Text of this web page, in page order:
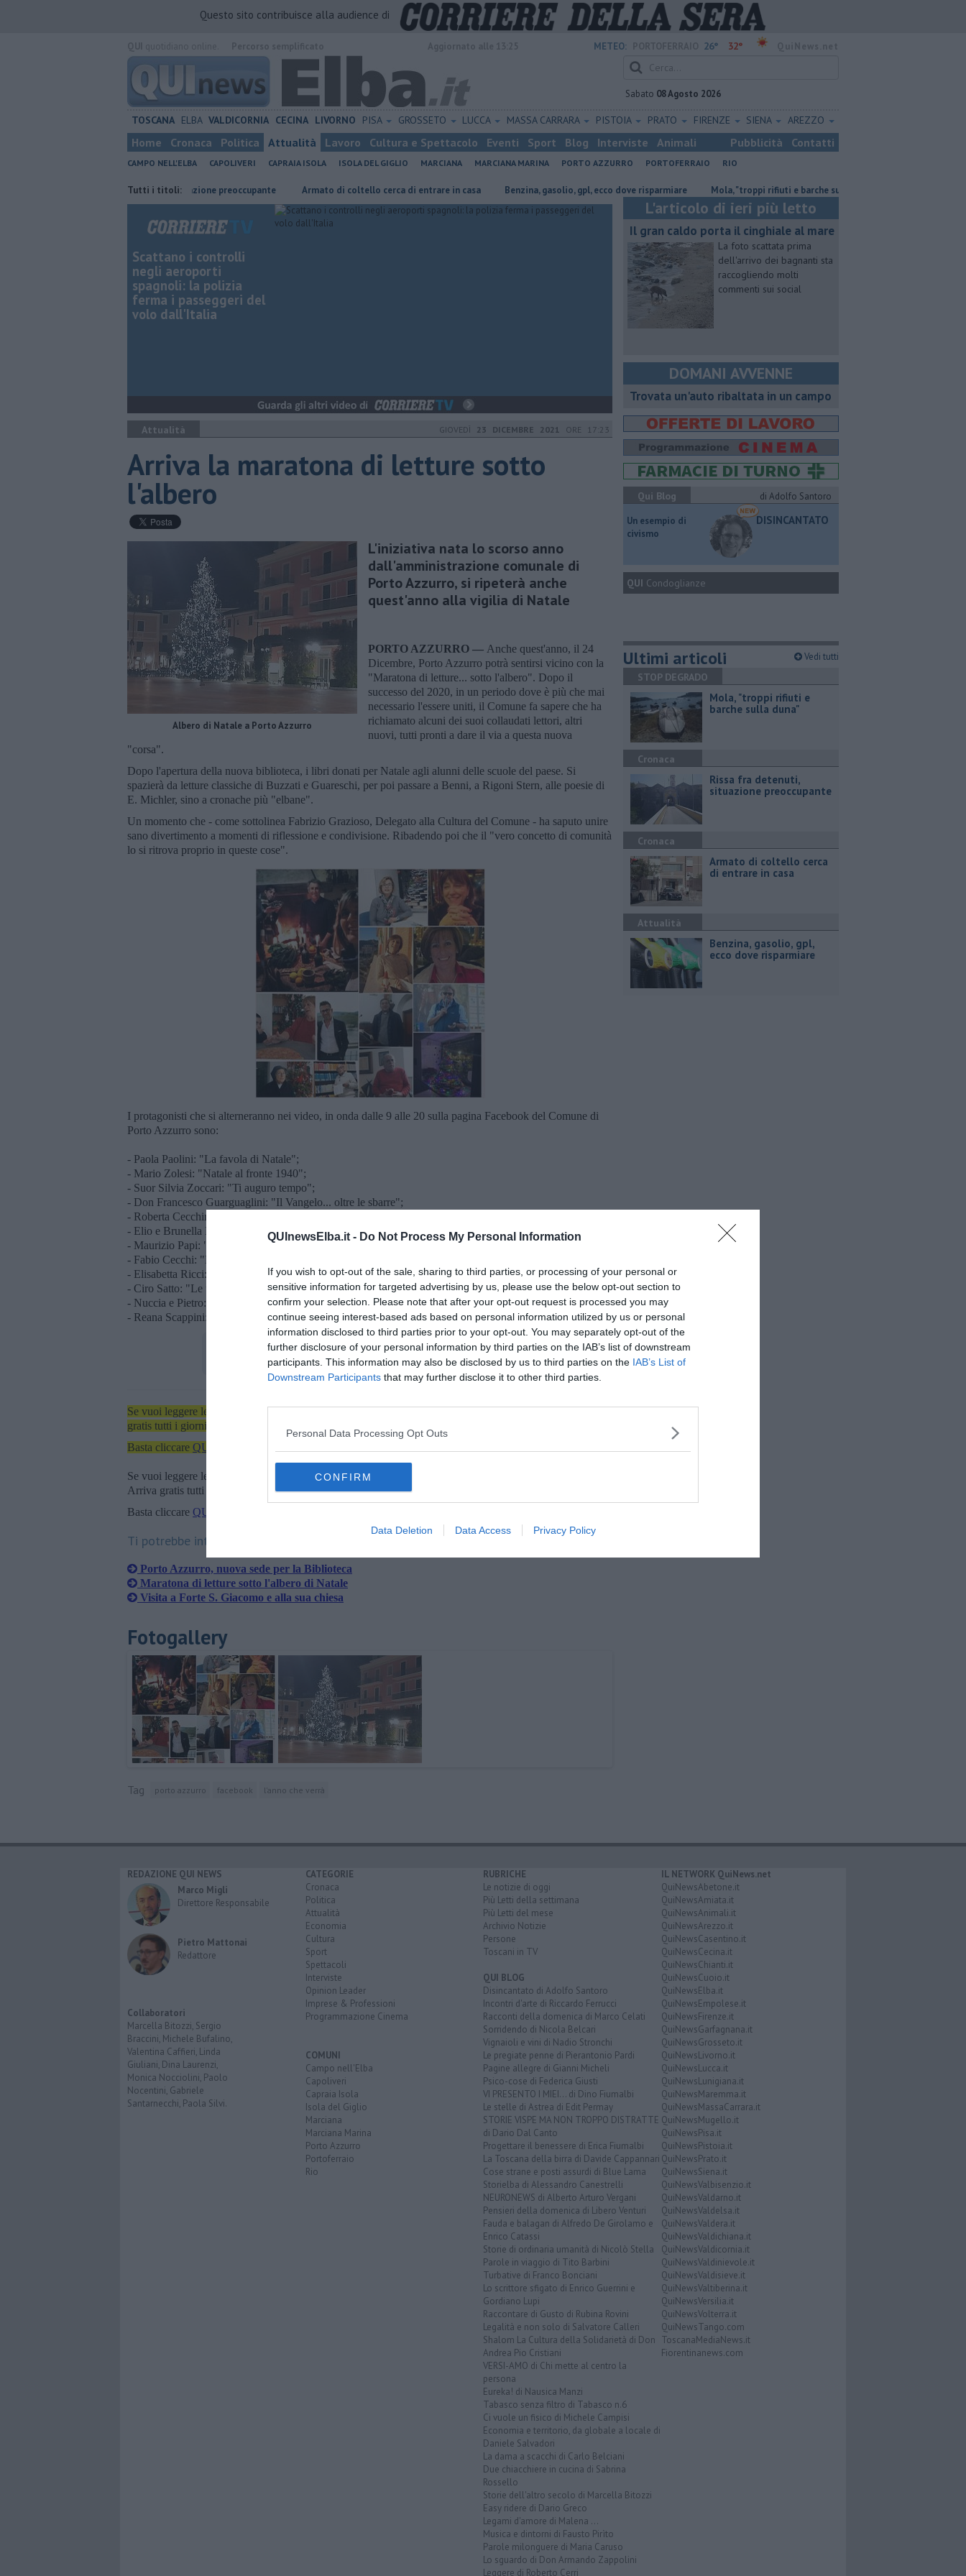
QUInewsElba.it - Do Not Process My Personal Information
If you wish to opt-out of the sale, sharing to third parties, or processing of your personal or
sensitive information for targeted advertising by us, please use the below opt-out section to
confirm your selection. Please note that after your opt-out request is processed you may
continue seeing interest-based ads based on personal information utilized by us or personal
information disclosed to third parties prior to your opt-out. You may separately opt-out of the
further disclosure of your personal information by third parties on the IAB’s list of downstream
participants. This information may also be disclosed by us to third parties on the IAB’s List of
Downstream Participants that may further disclose it to other third parties.
Personal Data Processing Opt Outs
CONFIRM
Data Deletion Data Access Privacy Policy
Questo sito contribuisce alla audience di
METEO: 26° 32°
Sabato 08 Agosto 2026
TOSCANA ELBA VALDICORNIA CECINA LIVORNO PISA GROSSETO LUCCA MASSA CARRARA PISTOIA PRATO FIRENZE SIENA AREZZO
Home Cronaca Politica Attualità Lavoro Cultura e Spettacolo Eventi Sport Blog Interviste Animali Pubblicità Contatti
CAMPO NELL'ELBA CAPOLIVERI CAPRAIA ISOLA ISOLA DEL GIGLIO MARCIANA MARCIANA MARINA PORTO AZZURRO PORTOFERRAIO RIO
Tutti i titoli:
Rissa fra detenuti, situazione preoccupante Armato di coltello cerca di entrare in casa ​Benzina, gasolio, gpl, ecco dove risparmiare Mola, "troppi rifiuti e barche sulla duna"
Scattano i controlli
negli aeroporti
spagnoli: la polizia
ferma i passeggeri del
volo dall'Italia
Attualità GIOVEDÌ 23 DICEMBRE 2021 ORE 17:23
Arriva la maratona di letture sotto
l'albero
Albero di Natale a Porto Azzurro
L'iniziativa nata lo scorso anno
dall'amministrazione comunale di
Porto Azzurro, si ripeterà anche
quest'anno alla vigilia di Natale
PORTO AZZURRO — Anche quest'anno, il 24
Dicembre, Porto Azzurro potrà sentirsi vicino con la
"Maratona di letture... sotto l'albero". Dopo il
successo del 2020, in un periodo dove è più che mai
necessario l'essere uniti, il Comune fa sapere che ha
richiamato alcuni dei suoi collaudati lettori, altri
nuovi, tutti pronti a dare il via a questa nuova
"corsa".
Dopo l'apertura della nuova biblioteca, i libri donati per Natale agli alunni delle scuole del paese. Si
spazierà da letture classiche di Buzzati e Guareschi, per poi passare a Benni, a Rigoni Stern, alle poesie di
E. Michler, sino a cronache più "elbane".
Un momento che - come sottolinea Fabrizio Grazioso, Delegato alla Cultura del Comune - ha saputo unire
sano divertimento a momenti di riflessione e condivisione. Ribadendo poi che il "vero concetto di comunità
lo si ritrova proprio in queste cose".
I protagonisti che si alterneranno nei video, in onda dalle 9 alle 20 sulla pagina Facebook del Comune di
Porto Azzurro sono:
- Paola Paolini: "La favola di Natale";
- Mario Zolesi: "Natale al fronte 1940";
- Suor Silvia Zoccari: "Ti auguro tempo";
- Don Francesco Guarguaglini: "Il Vangelo... oltre le sbarre";
- Roberta Cecchini (assieme ai ragazzi): "I mostri del Natale";
- Elio e Brunella Lambruschi: "C'era una volta... il Natale";
- Maurizio Papi: "Ce ne è tropp di Natale";
- Fabio Cecchi: "L'anno che verrà";
- Elisabetta Ricci: "Il pastore";
- Ciro Satto: "Le ultime parole dell'anno vecchio";
- Nuccia e Pietro: "Questione di... poesie";
- Reana Scappini: "Domani una grande occasione".
Se vuoi leggere le notizie principali dell'isola d'Elba iscriviti allaNewsletter QUInews ELBA.Arriva
gratis tutti i giorni alle 7:00 del mattino direttamente nella tua casella di posta.
Basta cliccare QUI
Se vuoi leggere le notizie principali della Toscana iscriviti alla
Arriva gratis tutti i giorni alle 20:00 direttamente nella tua casella di posta.
Basta cliccare QUI
Ti potrebbe interessare anche:
Porto Azzurro, nuova sede per la Biblioteca
Maratona di letture sotto l'albero di Natale
Visita a Forte S. Giacomo e alla sua chiesa
Fotogallery
Tag porto azzurro facebook l'anno che verrà
L'articolo di ieri più letto
Il gran caldo porta il cinghiale al mare
La foto scattata prima
dell'arrivo dei bagnanti sta
raccogliendo molti
commenti sui social
DOMANI AVVENNE
Trovata un'auto ribaltata in un campo
Qui Blog
di Adolfo Santoro
​Un esempio di
civismo
DISINCANTATO
QUI Condoglianze
Ultimi articoli Vedi tutti
STOP DEGRADO
Mola, "troppi rifiuti e
barche sulla duna"
Cronaca
Rissa fra detenuti,
situazione preoccupante
Cronaca
Armato di coltello cerca
di entrare in casa
Attualità
​Benzina, gasolio, gpl,
ecco dove risparmiare
REDAZIONE QUI NEWS
Marco Migli
Direttore Responsabile
Pietro Mattonai
Redattore
Collaboratori
Marcella Bitozzi, Sergio
Braccini, Michele Bufalino,
Valentina Caffieri, Linda
Giuliani, Dina Laurenzi,
Monica Nocciolini, Paolo
Nocentini, Gabriele
Santarnecchi, Paola Silvi.
CATEGORIE
Cronaca
Politica
Attualità
Economia
Cultura
Sport
Spettacoli
Interviste
Opinion Leader
Imprese & Professioni
Programmazione Cinema
COMUNI
Campo nell'Elba
Capoliveri
Capraia Isola
Isola del Giglio
Marciana
Marciana Marina
Porto Azzurro
Portoferraio
Rio
RUBRICHE
Le notizie di oggi
Più Letti della settimana
Più Letti del mese
Archivio Notizie
Persone
Toscani in TV
QUI BLOG
Disincantato di Adolfo Santoro
Incontri d'arte di Riccardo Ferrucci
Racconti della domenica di Marco Celati
Sorridendo di Nicola Belcari
Vignaioli e vini di Nadio Stronchi
Le pregiate penne di Pierantonio Pardi
Pagine allegre di Gianni Micheli
Psico-cose di Federica Giusti
VI PRESENTO I MIEI... di Dino Fiumalbi
Le stelle di Astrea di Edit Permay
STORIE VISPE MA NON TROPPO DISTRATTE
di Dario Dal Canto
Progettare il benessere di Erica Fiumalbi
La Toscana della birra di Davide Cappannari
Cose strane e posti assurdi di Blue Lama
Storielba di Alessandro Canestrelli
NEURONEWS di Alberto Arturo Vergani
Pensieri della domenica di Libero Venturi
Fauda e balagan di Alfredo De Girolamo e
Enrico Catassi
Storie di ordinaria umanità di Nicolò Stella
Parole in viaggio di Tito Barbini
Turbative di Franco Bonciani
Lo scrittore sfigato di Enrico Guerrini e
Gordiano Lupi
Raccontare di Gusto di Rubina Rovini
Legalità e non solo di Salvatore Calleri
Shalom La Cultura della Solidarietà di Don
Andrea Pio Cristiani
VERSI-AMO di Chi mette al centro la
persona
Eureka! di Nausica Manzi
Tabasco senza filtro di Tabasco n.6
Ci vuole un fisico di Michele Campisi
Economia e territorio, da globale a locale di
Daniele Salvadori
La dama a scacchi di Carlo Belciani
Due chiacchiere in cucina di Sabrina
Rossello
Storie dell'altro secolo di Marcella Bitozzi
Easy ridere di Dario Greco
Legami d'amore di Malena ...
Musica e dintorni di Fausto Pirìto
Parole milonguere di Maria Caruso
Lo sguardo di Don Armando Zappolini
Leggere di Roberto Cerri
IL NETWORK QuiNews.net
QuiNewsAbetone.it
QuiNewsAmiata.it
QuiNewsAnimali.it
QuiNewsArezzo.it
QuiNewsCasentino.it
QuiNewsCecina.it
QuiNewsChianti.it
QuiNewsCuoio.it
QuiNewsElba.it
QuiNewsEmpolese.it
QuiNewsFirenze.it
QuiNewsGarfagnana.it
QuiNewsGrosseto.it
QuiNewsLivorno.it
QuiNewsLucca.it
QuiNewsLunigiana.it
QuiNewsMaremma.it
QuiNewsMassaCarrara.it
QuiNewsMugello.it
QuiNewsPisa.it
QuiNewsPistoia.it
QuiNewsPrato.it
QuiNewsSiena.it
QuiNewsValbisenzio.it
QuiNewsValdarno.it
QuiNewsValdelsa.it
QuiNewsValdera.it
QuiNewsValdichiana.it
QuiNewsValdicornia.it
QuiNewsValdinievole.it
QuiNewsValdisieve.it
QuiNewsValtiberina.it
QuiNewsVersilia.it
QuiNewsVolterra.it
QuiNewsTango.com
ToscanaMediaNews.it
Fiorentinanews.com